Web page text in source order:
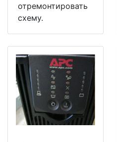
отремонтировать
схему.